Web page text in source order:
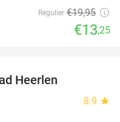
Regulier €19,95
€13,25
Heerlen
8.9 star